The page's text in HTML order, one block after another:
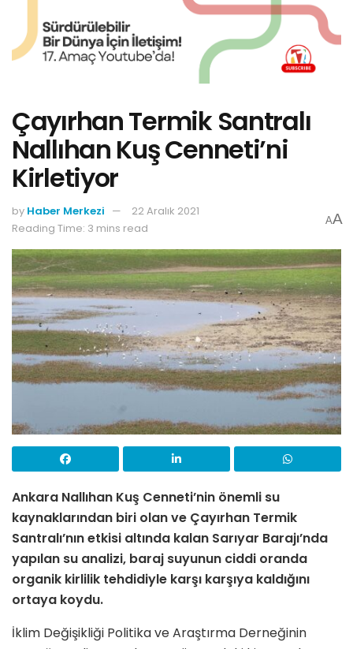
Çayırhan Termik Santralı
Nallıhan Kuş Cenneti’ni
Kirletiyor
by Haber Merkezi
22 Aralık 2021
Reading Time: 3 mins read
AA
Ankara Nallıhan Kuş Cenneti’nin önemli su
kaynaklarından biri olan ve Çayırhan Termik
Santralı’nın etkisi altında kalan Sarıyar Barajı’nda
yapılan su analizi, baraj suyunun ciddi oranda
organik kirlilik tehdidiyle karşı karşıya kaldığını
ortaya koydu.
İklim Değişikliği Politika ve Araştırma Derneğinin